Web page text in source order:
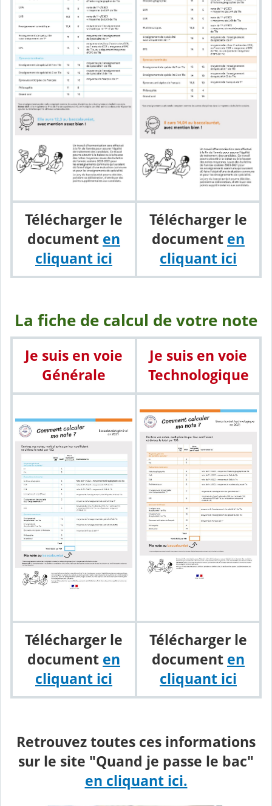
Télécharger le
document en
cliquant ici
Télécharger le
document en
cliquant ici
La fiche de calcul de votre note
Je suis en voie
Générale
Je suis en voie
Technologique
Télécharger le
document en
cliquant ici
Télécharger le
document en
cliquant ici
Retrouvez toutes ces informations
sur le site "Quand je passe le bac"
en cliquant ici.